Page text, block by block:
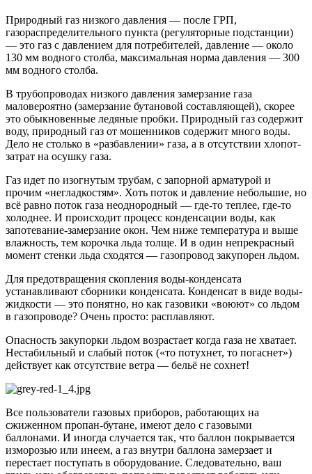
Природный газ низкого давления — после ГРП,
газораспределительного пункта (регуляторные подстанции)
— это газ с давлением для потребителей, давление — около
130 мм водного столба, максимальная норма давления — 300
мм водного столба.
В трубопроводах низкого давления замерзание газа
маловероятно (замерзание бутановой составляющей), скорее
это обыкновенные ледяные пробки. Природный газ содержит
воду, природный газ от мошенников содержит много воды.
Дело не столько в «разбавлении» газа, а в отсутствии хлопот-
затрат на осушку газа.
Газ идет по изогнутым трубам, с запорной арматурой и
прочим «негладкостям». Хоть поток и давление небольшие, но
всё равно поток газа неоднородный — где-то теплее, где-то
холоднее. И происходит процесс конденсации воды, как
запотевание-замерзание окон. Чем ниже температура и выше
влажность, тем корочка льда толще. И в один непрекрасный
момент стенки льда сходятся — газопровод закупорен льдом.
Для предотвращения скопления воды-конденсата
устанавливают сборники конденсата. Конденсат в виде воды-
жидкости — это понятно, но как газовики «воюют» со льдом
в газопроводе? Очень просто: расплавляют.
Опасность закупорки льдом возрастает когда газа не хватает.
Нестабильный и слабый поток («то потухнет, то погаснет»)
действует как отсутствие ветра — бельё не сохнет!
Все пользователи газовых приборов, работающих на
сжиженном пропан-бутане, имеют дело с газовыми
баллонами. И иногда случается так, что баллон покрывается
изморозью или инеем, а газ внутри баллона замерзает и
перестает поступать в оборудование. Следовательно, ваш